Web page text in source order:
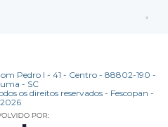
Pedro I - 41 - Centro - 88802-190 -
- SC
os direitos reservados - Fescopan -
2026